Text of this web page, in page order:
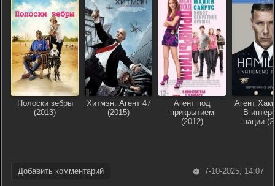
Полоски зебры
(2013)
Хитмэн: Агент 47
(2015)
Агент под
прикрытием
(2012)
Агент
В
нации
Добавить комментарий 7-10-2025, 14:07